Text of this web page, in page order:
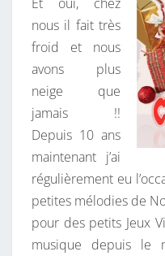
nous il fait très
froid et nous
avons plus
neige que
jamais !!
Depuis 10 ans
maintenant j’ai
régulièrement eu
petites mélodies de
pour des petits Jeux
musique depuis le